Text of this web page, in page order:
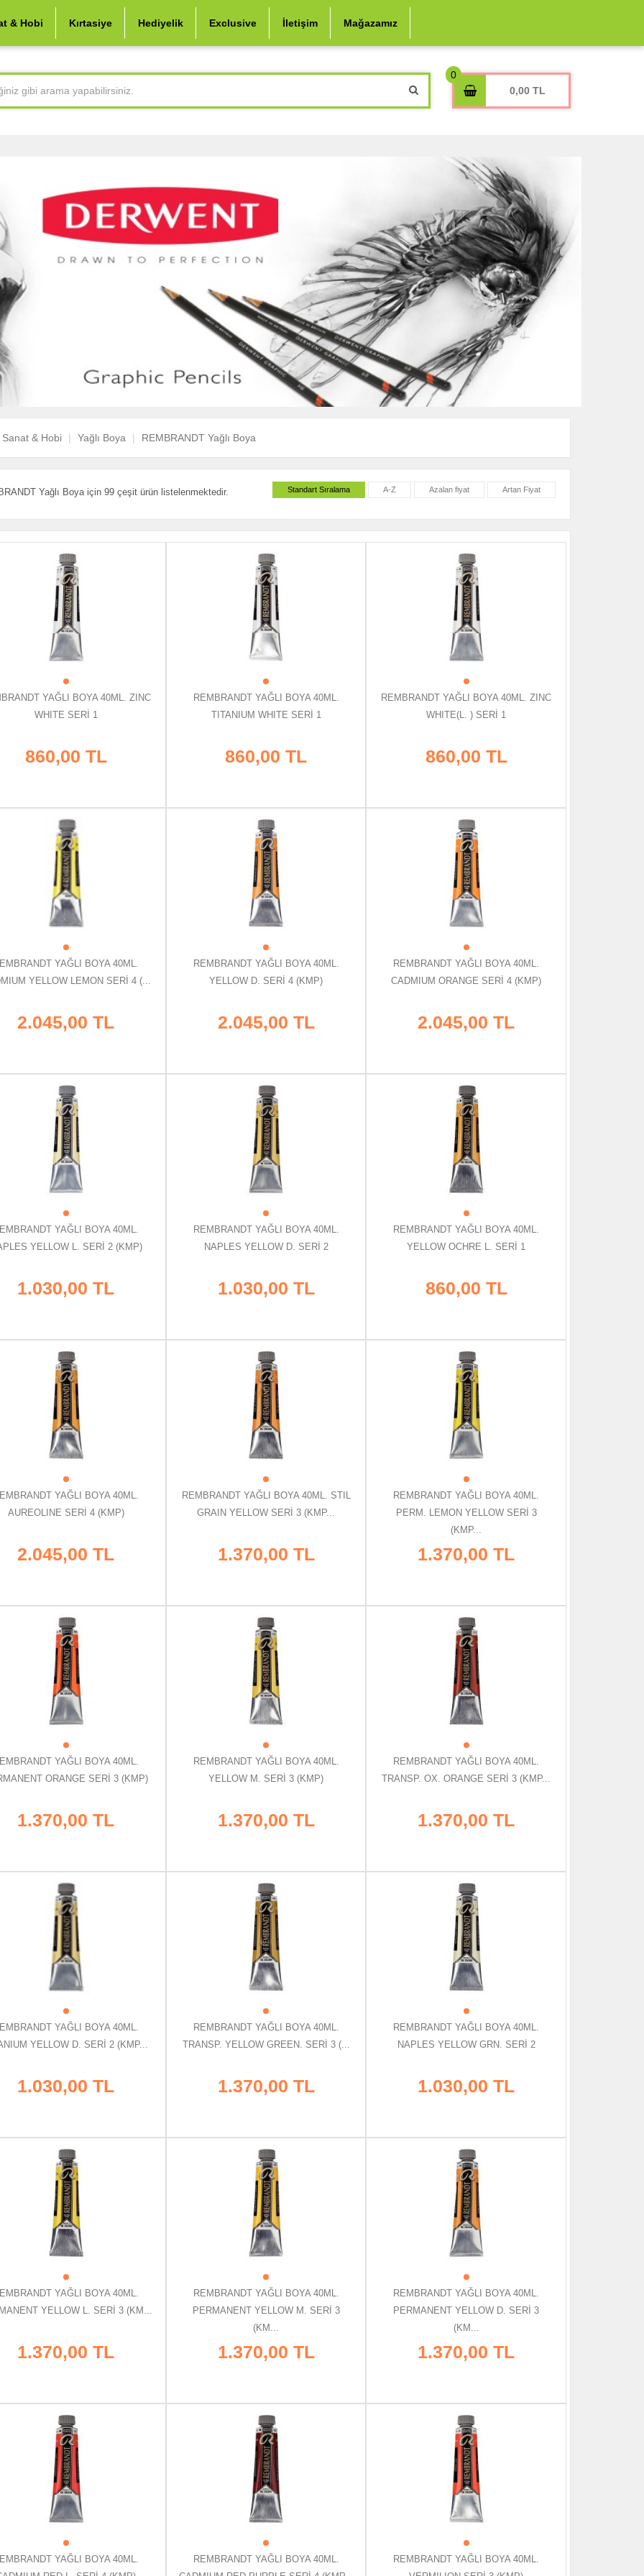
0,00
& Hobi Kırtasiye Hediyelik Exclusive İletişim Mağazamız
Sanat & Hobi Yağlı Boya REMBRANDT Yağlı Boya
Yağlı Boya için 99 çeşit ürün listelenmektedir. Standart Sıralama A-Z Azalan fiyat Artan Fiyat
YAĞLI BOYA 40ML. ZINC
WHITE SERİ 1
860,00 TL
REMBRANDT YAĞLI BOYA 40ML.
TITANIUM WHITE SERİ 1
860,00 TL
REMBRANDT YAĞLI BOYA 40ML. ZINC
WHITE(L. ) SERİ 1
860,00 TL
YAĞLI BOYA 40ML.
YELLOW LEMON SERİ 4 (...
2.045,00 TL
REMBRANDT YAĞLI BOYA 40ML.
YELLOW D. SERİ 4 (KMP)
2.045,00 TL
REMBRANDT YAĞLI BOYA 40ML.
CADMIUM ORANGE SERİ 4 (KMP)
2.045,00 TL
YAĞLI BOYA 40ML.
YELLOW L. SERİ 2 (KMP)
1.030,00 TL
REMBRANDT YAĞLI BOYA 40ML.
NAPLES YELLOW D. SERİ 2
1.030,00 TL
REMBRANDT YAĞLI BOYA 40ML.
YELLOW OCHRE L. SERİ 1
860,00 TL
YAĞLI BOYA 40ML.
AUREOLINE SERİ 4 (KMP)
2.045,00 TL
REMBRANDT YAĞLI BOYA 40ML. STIL
GRAIN YELLOW SERİ 3 (KMP...
1.370,00 TL
REMBRANDT YAĞLI BOYA 40ML.
PERM. LEMON YELLOW SERİ 3
(KMP...
1.370,00 TL
YAĞLI BOYA 40ML.
ORANGE SERİ 3 (KMP)
1.370,00 TL
REMBRANDT YAĞLI BOYA 40ML.
YELLOW M. SERİ 3 (KMP)
1.370,00 TL
REMBRANDT YAĞLI BOYA 40ML.
TRANSP. OX. ORANGE SERİ 3 (KMP...
1.370,00 TL
YAĞLI BOYA 40ML.
YELLOW D. SERİ 2 (KMP...
1.030,00 TL
REMBRANDT YAĞLI BOYA 40ML.
TRANSP. YELLOW GREEN. SERİ 3 (...
1.370,00 TL
REMBRANDT YAĞLI BOYA 40ML.
NAPLES YELLOW GRN. SERİ 2
1.030,00 TL
YAĞLI BOYA 40ML.
YELLOW L. SERİ 3 (KM...
1.370,00 TL
REMBRANDT YAĞLI BOYA 40ML.
PERMANENT YELLOW M. SERİ 3
(KM...
1.370,00 TL
REMBRANDT YAĞLI BOYA 40ML.
PERMANENT YELLOW D. SERİ 3
(KM...
1.370,00 TL
YAĞLI BOYA 40ML.
REMBRANDT YAĞLI BOYA 40ML.
REMBRANDT YAĞLI BOYA 40ML.